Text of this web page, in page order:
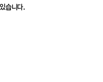
습니다.